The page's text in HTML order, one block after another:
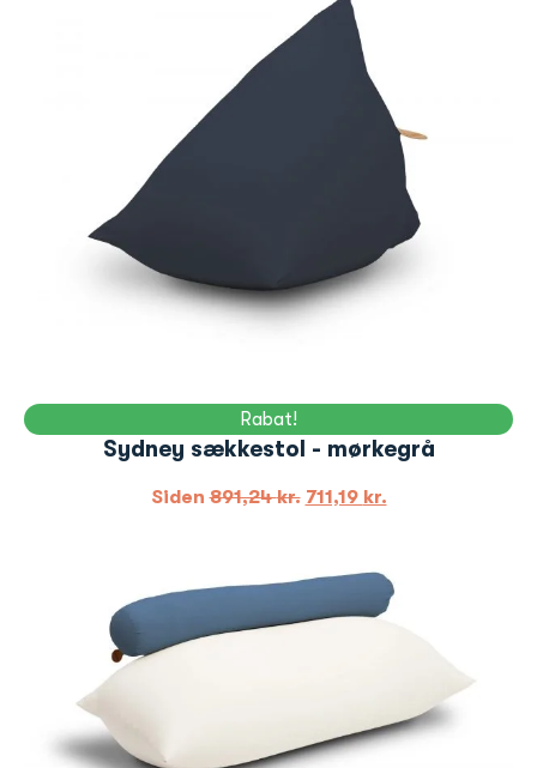
Rabat!
Sydney sækkestol - mørkegrå
Siden891,24kr. 711,19 kr.